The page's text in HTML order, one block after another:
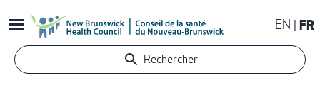
au
contenu
principal
EN FR
Rechercher